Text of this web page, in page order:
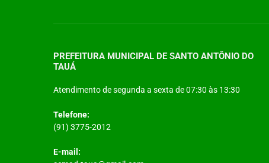
PREFEITURA MUNICIPAL DE SANTO ANTÔNIO DO
TAUÁ
Atendimento de segunda a sexta de 07:30 às 13:30
Telefone:
(91) 3775-2012
E-mail: